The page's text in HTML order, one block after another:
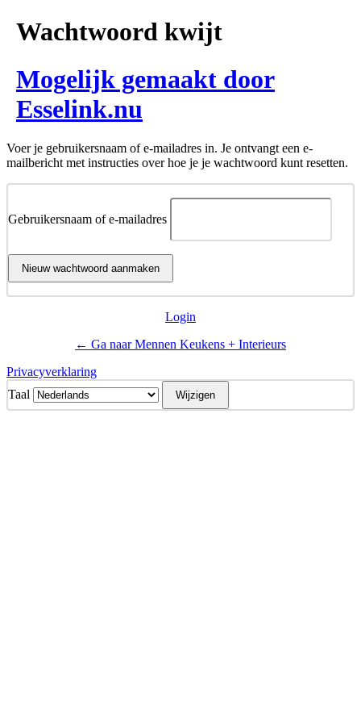
Wachtwoord kwijt
Mogelijk gemaakt door
Esselink.nu
Voer je gebruikersnaam of e-mailadres in. Je ontvangt een e-
mailbericht met instructies over hoe je je wachtwoord kunt resetten.
Gebruikersnaam of e-mailadres
Login
← Ga naar Mennen Keukens + Interieurs
Privacyverklaring
Taal